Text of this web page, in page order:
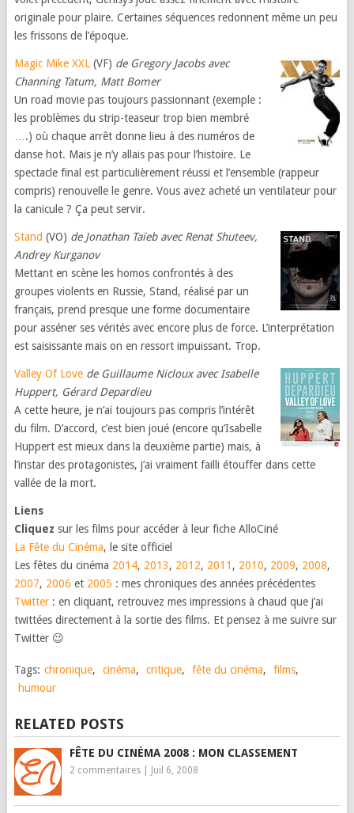
originale pour plaire. Certaines séquences redonnent même un peu
les frissons de l’époque.
Magic Mike XXL(VF) de Gregory Jacobs avec
Channing Tatum, Matt Bomer
Un road movie pas toujours passionnant (exemple :
les problèmes du strip-teaseur trop bien membré
….) où chaque arrêt donne lieu à des numéros de
danse hot. Mais je n’y allais pas pour l’histoire. Le
spectacle final est particulièrement réussi et l’ensemble (rappeur
compris) renouvelle le genre. Vous avez acheté un ventilateur pour
la canicule ? Ça peut servir.
Stand (VO) de Jonathan Taïeb avec Renat Shuteev,
Andrey Kurganov
Mettant en scène les homos confrontés à des
groupes violents en Russie, Stand, réalisé par un
français, prend presque une forme documentaire
pour asséner ses vérités avec encore plus de force. L’interprétation
est saisissante mais on en ressort impuissant. Trop.
Valley Of Love de Guillaume Nicloux avec Isabelle
Huppert, Gérard Depardieu
A cette heure, je n’ai toujours pas compris l’intérêt
du film. D’accord, c’est bien joué (encore qu’Isabelle
Huppert est mieux dans la deuxième partie) mais, à
l’instar des protagonistes, j’ai vraiment failli étouffer dans cette
vallée de la mort.
Liens
Cliquez sur les films pour accéder à leur fiche AlloCiné
La Fête du Cinéma, le site officiel
Les fêtes du cinéma 2014, 2013, 2012, 2011 , 2010, 2009, 2008,
2007, 2006 et 2005 : mes chroniques des années précédentes
Twitter: en cliquant, retrouvez mes impressions à chaud que j’ai
twittées directement à la sortie des films. Et pensez à me suivre sur
Twitter 😉
Tags: chronique, cinéma, critique, fête du cinéma, films,
humour
RELATED POSTS
FÊTE DU CINÉMA 2008 : MON CLASSEMENT
2 commentaires| Juil 6, 2008